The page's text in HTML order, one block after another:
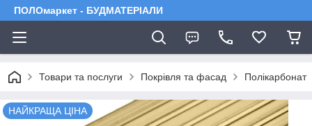
ПОЛОмаркет - БУДМАТЕРІАЛИ
Товари та послуги Покрівля та фасад Полікарбонат
НАЙКРАЩА ЦІНА